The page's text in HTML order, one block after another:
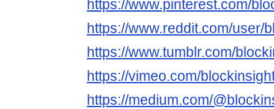
https://www.pinterest.com/
https://www.reddit.com/user/
https://www.tumblr.com/
https://vimeo.com/
https://medium.com/